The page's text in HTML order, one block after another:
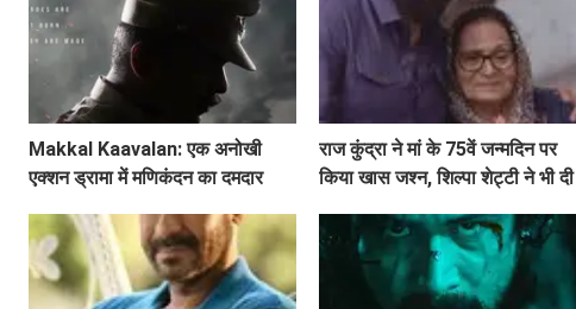
Makkal Kaavalan: एक अनोखी
एक्शन ड्रामा में मणिकंदन का दमदार
राज कुंद्रा ने मां के 75वें जन्मदिन पर
किया खास जश्न, शिल्पा शेट्टी ने भी दी